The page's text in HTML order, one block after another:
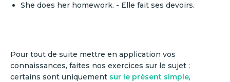
She does her homework. - Elle fait ses devoirs.
Pour tout de suite mettre en application vos
connaissances, faites nos exercices sur le sujet :
certains sont uniquement sur le présent simple,